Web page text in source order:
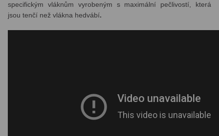
specifickým vláknům vyrobeným s maximální pečlivostí, která
jsou tenčí než vlákna hedvábí.